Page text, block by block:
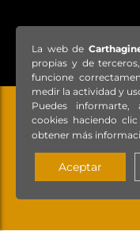
© Copyright 2021 –
La web de
propias y de
funcione
medir la actividad y
Puedes informarte,
cookies haciendo
obtener más
Aceptar